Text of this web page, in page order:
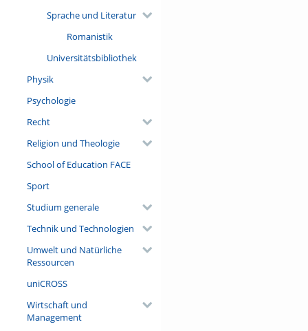
Sprache und Literatur
Romanistik
Universitätsbibliothek
Physik
Psychologie
Recht
Religion und Theologie
School of Education FACE
Sport
Studium generale
Technik und Technologien
Umwelt und Natürliche
Ressourcen
uniCROSS
Wirtschaft und
Management